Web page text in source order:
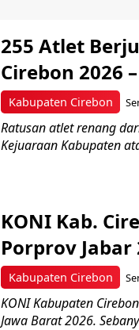
Kabupaten Cirebon
255 Atlet
Cirebon 2026
Ratusan atlet renang
Kejuaraan Kabupaten
Kabupaten Cirebon
KONI Kab.
Porprov Jabar
KONI Kabupaten
Jawa Barat 2026.